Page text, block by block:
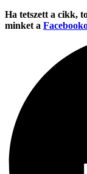
Ha tetszett a cikk,
minket a